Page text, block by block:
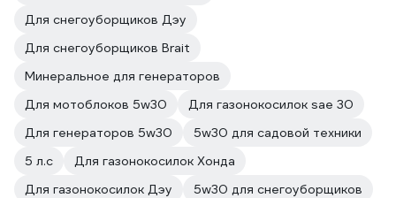
Для снегоуборщиков Дэу
Для снегоуборщиков Brait
Минеральное для генераторов
Для мотоблоков 5w30
Для газонокосилок sae 30
Для генераторов 5w30
5w30 для садовой техники
5 л.с
Для газонокосилок Хонда
Для газонокосилок Дэу
5w30 для снегоуборщиков